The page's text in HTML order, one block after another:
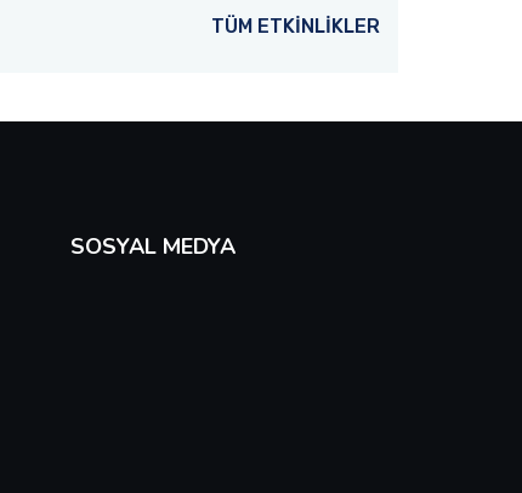
Devamını Oku
TÜM ETKİNLİKLER
SOSYAL MEDYA